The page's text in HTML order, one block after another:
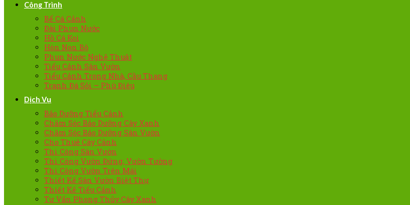
Công Trình
Bể Cá Cảnh
Đài Phun Nước
Hồ Cá Koi
Hòn Non Bộ
Phun Nước Nghệ Thuật
Tiểu Cảnh Sân Vườn
Tiểu Cảnh Trong Nhà, Cầu Thang
Tranh Đá Sỏi – Phù Điêu
Dịch Vụ
Bảo Dưỡng Tiểu Cảnh
Chăm Sóc Bảo Dưỡng Cây Xanh
Chăm Sóc Bảo Dưỡng Sân Vườn
Cho Thuê Cây Cảnh
Thi Công Sân Vườn
Thi Công Vườn Đứng, Vườn Tường
Thi Công Vườn Trên Mái
Thiết Kế Sân Vườn Biệt Thự
Thiết Kế Tiểu Cảnh
Tư Vấn Phong Thủy Cây Xanh